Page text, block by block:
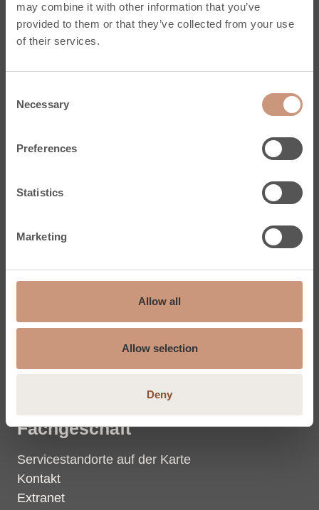
may combine it with other information that you’ve
provided to them or that they’ve collected from your use
of their services.
Selection
Necessary
Preferences
Statistics
Marketing
Allow all
Allow selection
Deny
Jero
Classic
Pielinen
Service und Unterstützung
Tulikivi
Kontaktinformationen der Gruppe
Materialbank
Fachgeschäft
Servicestandorte auf der Karte
Kontakt
Extranet